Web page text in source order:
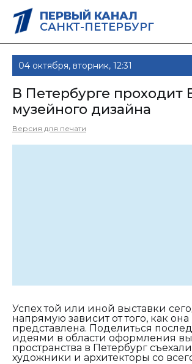
ПЕРВЫЙ КАНАЛ
САНКТ-ПЕТЕРБУРГ
04 октября, вторник, 12:31
В Петербурге проходит
музейного дизайна
Версия для печати
Успех той или иной выставки
напрямую зависит от того, как она
представлена. Поделиться
идеями в области оформления
пространства в Петербург
художники и архитекторы со